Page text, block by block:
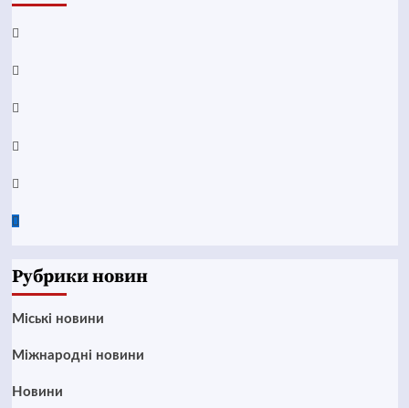
Facebook
YouTube
Telegram
Instagram
Twitter
Google
Рубрики новин
Mіські новини
Міжнародні новини
Новини